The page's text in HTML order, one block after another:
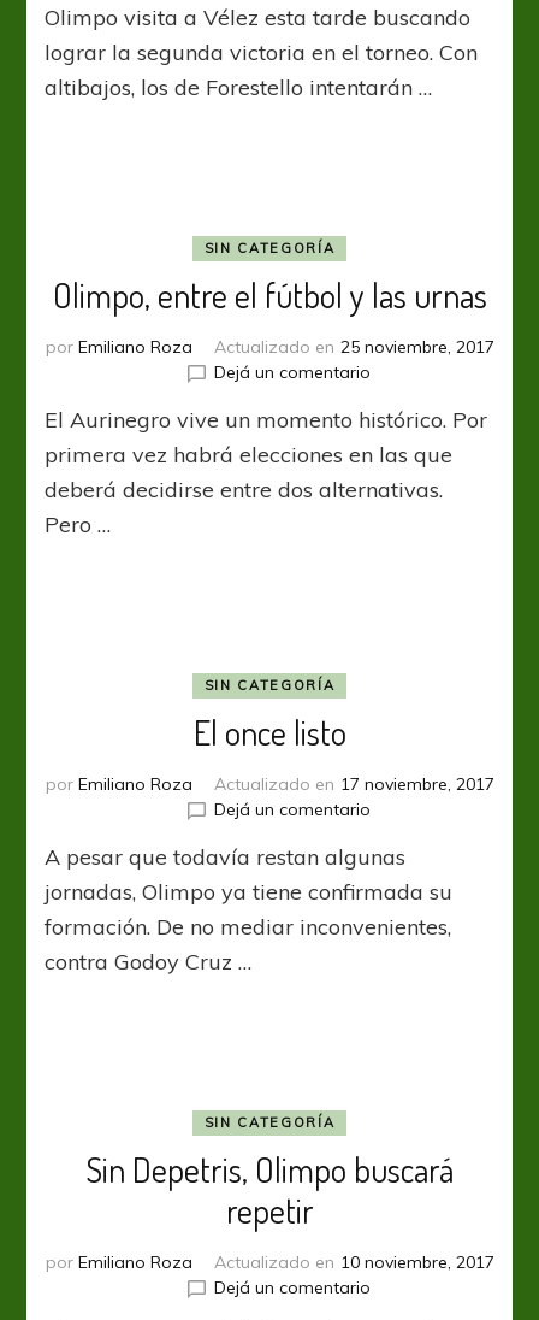
al
promedio
Olimpo visita a Vélez esta tarde buscando
lograr la segunda victoria en el torneo. Con
altibajos, los de Forestello intentarán …
SIN CATEGORÍA
Olimpo, entre el fútbol y las urnas
por Emiliano Roza Actualizado en 25 noviembre, 2017
Dejá un comentarioen
entre
el
y
El Aurinegro vive un momento histórico. Por
primera vez habrá elecciones en las que
deberá decidirse entre dos alternativas.
Pero …
SIN CATEGORÍA
El once listo
por Emiliano Roza Actualizado en 17 noviembre, 2017
Dejá un comentarioen
once
listo
A pesar que todavía restan algunas
jornadas, Olimpo ya tiene confirmada su
formación. De no mediar inconvenientes,
contra Godoy Cruz …
SIN CATEGORÍA
Sin Depetris, Olimpo buscará
repetir
por Emiliano Roza Actualizado en 10 noviembre, 2017
Dejá un comentarioen